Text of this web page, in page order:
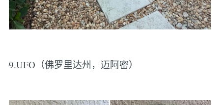
9.UFO（佛罗里达州，迈阿密）